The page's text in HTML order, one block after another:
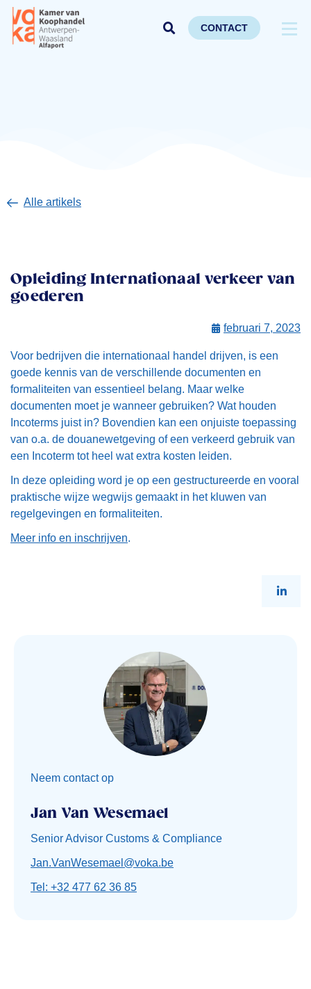
CONTACT
Alle artikels
Opleiding Internationaal verkeer van
goederen
februari 7, 2023
Voor bedrijven die internationaal handel drijven, is een
goede kennis van de verschillende documenten en
formaliteiten van essentieel belang. Maar welke
documenten moet je wanneer gebruiken? Wat houden
Incoterms juist in? Bovendien kan een onjuiste toepassing
van o.a. de douanewetgeving of een verkeerd gebruik van
een Incoterm tot heel wat extra kosten leiden.
In deze opleiding word je op een gestructureerde en vooral
praktische wijze wegwijs gemaakt in het kluwen van
regelgevingen en formaliteiten.
Meer info en inschrijven.
Neem contact op
Jan Van Wesemael
Senior Advisor Customs & Compliance
Jan.VanWesemael@voka.be
Tel: +32 477 62 36 85